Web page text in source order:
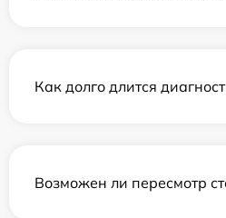
Как долго длится
Возможен ли пересмотр